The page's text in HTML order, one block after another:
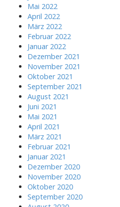
Mai 2022
April 2022
März 2022
Februar 2022
Januar 2022
Dezember 2021
November 2021
Oktober 2021
September 2021
August 2021
Juni 2021
Mai 2021
April 2021
März 2021
Februar 2021
Januar 2021
Dezember 2020
November 2020
Oktober 2020
September 2020